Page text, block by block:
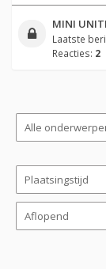
MINI
Laatste
Reacties: 2